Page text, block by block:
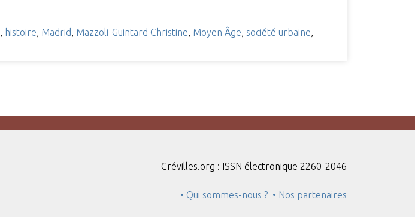
histoire Madrid Mazzoli-Guintard Christine Moyen Âge société urbaine
Crévilles.org : ISSN électronique 2260-2046
• Qui sommes-nous ? • Nos partenaires